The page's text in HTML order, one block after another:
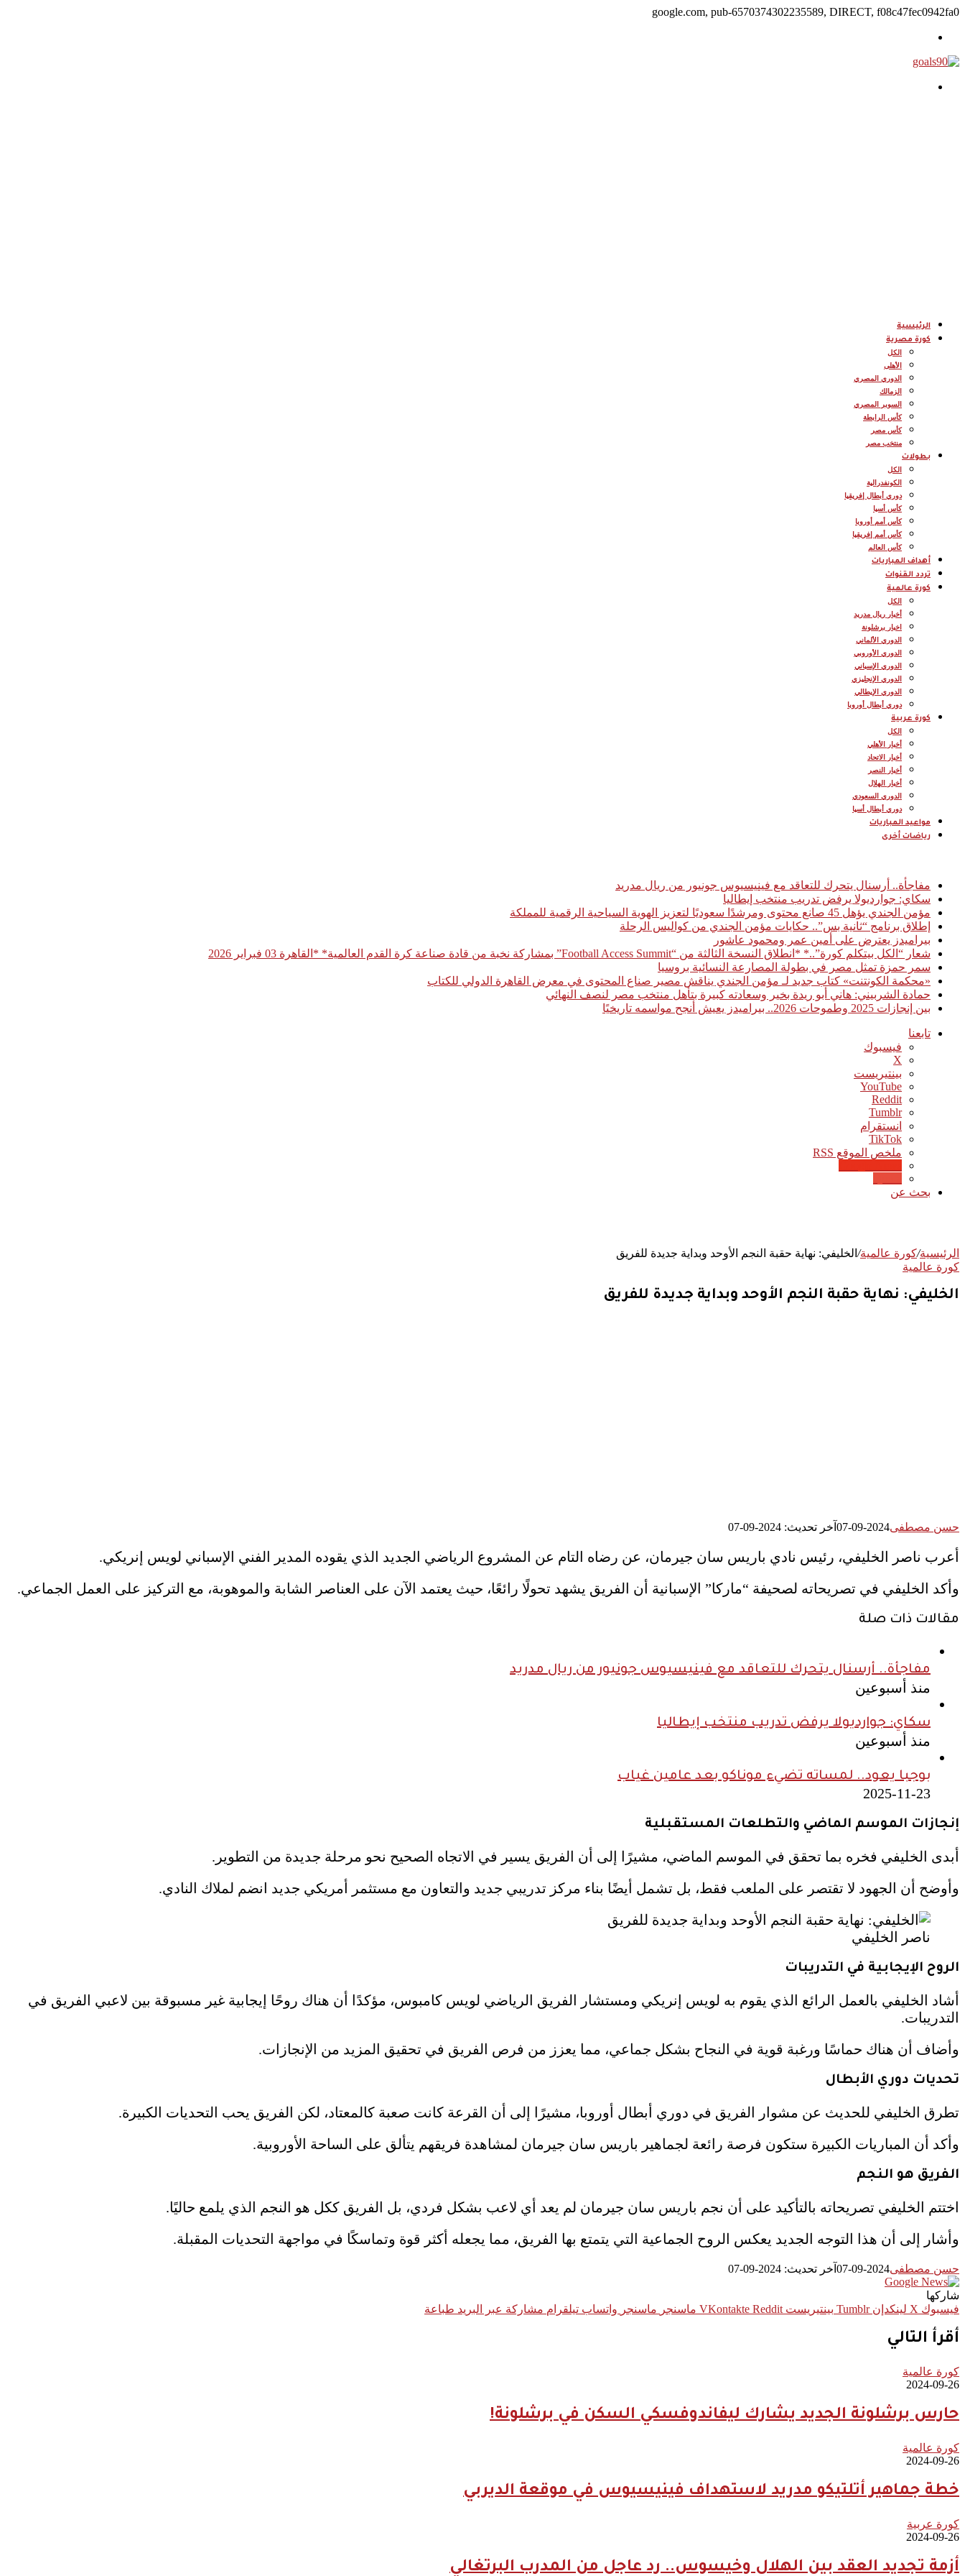
google.com, pub-6570374302235589, DIRECT, f08c47fec0942fa0
الرئيسية
كورة مصرية
الكل
الأهلى
الدوري المصري
الزمالك
السوبر المصري
كأس الرابطة
كأس مصر
منتخب مصر
بطولات
الكل
الكونفدرالية
دوري أبطال إفريقيا
كأس أسيا
كأس أمم أوروبا
كأس أمم إفريقيا
كأس العالم
أهداف المباريات
تردد القنوات
كورة عالمية
الكل
أخبار ريال مدريد
اخبار برشلونة
الدوري الألماني
الدوري الأوروبي
الدوري الإسباني
الدوري الإنجليزي
الدوري الإيطالي
دوري أبطال أوروبا
كورة عربية
الكل
أخبار الأهلي
أخبار الاتحاد
أخبار النصر
أخبار الهلال
الدوري السعودي
دوري أبطال أسيا
مواعيد المباريات
رياضات أخرى
مفاجأة.. أرسنال يتحرك للتعاقد مع فينيسيوس جونيور من ريال مدريد
سكاي: جوارديولا يرفض تدريب منتخب إيطاليا
مؤمن الجندي يؤهل 45 صانع محتوى ومرشدًا سعوديًا لتعزيز الهوية السياحية الرقمية للمملكة
إطلاق برنامج “ثانية بس”.. حكايات مؤمن الجندي من كواليس الرحلة
بيراميدز يعترض على أمين عمر ومحمود عاشور
شعار “الكل بيتكلم كورة”..* *انطلاق النسخة الثالثة من “Football Access Summit” بمشاركة نخبة من قادة صناعة كرة القدم العالمية* *القاهرة 03 فبراير 2026
سمر حمزة تمثل مصر في بطولة المصارعة النسائية بروسيا
«محكمة الكونتنت» كتاب جديد لـ مؤمن الجندي يناقش مصير صناع المحتوى في معرض القاهرة الدولي للكتاب
حمادة الشربيني: هاني أبو ريدة بخير وسعادته كبيرة بتأهل منتخب مصر لنصف النهائي
بين إنجازات 2025 وطموحات 2026.. بيراميدز يعيش أنجح مواسمه تاريخيًا
تابعنا
فيسبوك
‫X
بينتيريست
‫YouTube
انستقرام
‫TikTok
ملخص الموقع RSS
بحث عن
الرئيسية/كورة عالمية/ الخليفي: نهاية حقبة النجم الأوحد وبداية جديدة للفريق
كورة عالمية
الخليفي: نهاية حقبة النجم الأوحد وبداية جديدة للفريق
حسن مصطفى2024-09-07 آخر تحديث: 2024-09-07
أعرب ناصر الخليفي، رئيس نادي باريس سان جيرمان، عن رضاه التام عن المشروع الرياضي الجديد الذي يقوده المدير الفني الإسباني لويس إنريكي.
وأكد الخليفي في تصريحاته لصحيفة “ماركا” الإسبانية أن الفريق يشهد تحولًا رائعًا، حيث يعتمد الآن على العناصر الشابة والموهوبة، مع التركيز على العمل الجماعي.
مقالات ذات صلة
مفاجأة.. أرسنال يتحرك للتعاقد مع فينيسيوس جونيور من ريال مدريد
منذ أسبوعين
سكاي: جوارديولا يرفض تدريب منتخب إيطاليا
منذ أسبوعين
بوجبا يعود.. لمساته تضيء موناكو بعد عامين غياب
2025-11-23
إنجازات الموسم الماضي والتطلعات المستقبلية
أبدى الخليفي فخره بما تحقق في الموسم الماضي، مشيرًا إلى أن الفريق يسير في الاتجاه الصحيح نحو مرحلة جديدة من التطوير.
وأوضح أن الجهود لا تقتصر على الملعب فقط، بل تشمل أيضًا بناء مركز تدريبي جديد والتعاون مع مستثمر أمريكي جديد انضم لملاك النادي.
ناصر الخليفي
الروح الإيجابية في التدريبات
أشاد الخليفي بالعمل الرائع الذي يقوم به لويس إنريكي ومستشار الفريق الرياضي لويس كامبوس، مؤكدًا أن هناك روحًا إيجابية غير مسبوقة بين لاعبي الفريق في
التدريبات.
وأضاف أن هناك حماسًا ورغبة قوية في النجاح بشكل جماعي، مما يعزز من فرص الفريق في تحقيق المزيد من الإنجازات.
تحديات دوري الأبطال
تطرق الخليفي للحديث عن مشوار الفريق في دوري أبطال أوروبا، مشيرًا إلى أن القرعة كانت صعبة كالمعتاد، لكن الفريق يحب التحديات الكبيرة.
وأكد أن المباريات الكبيرة ستكون فرصة رائعة لجماهير باريس سان جيرمان لمشاهدة فريقهم يتألق على الساحة الأوروبية.
الفريق هو النجم
اختتم الخليفي تصريحاته بالتأكيد على أن نجم باريس سان جيرمان لم يعد أي لاعب بشكل فردي، بل الفريق ككل هو النجم الذي يلمع حاليًا.
وأشار إلى أن هذا التوجه الجديد يعكس الروح الجماعية التي يتمتع بها الفريق، مما يجعله أكثر قوة وتماسكًا في مواجهة التحديات المقبلة.
حسن مصطفى2024-09-07 آخر تحديث: 2024-09-07
شاركها
فيسبوك ‫X لينكدإن بينتيريست ماسنجر ماسنجر واتساب تيلقرام مشاركة عبر البريد طباعة
أقرأ التالي
كورة عالمية
2024-09-26
حارس برشلونة الجديد يشارك ليفاندوفسكي السكن في برشلونة!
كورة عالمية
2024-09-26
خطة جماهير أتلتيكو مدريد لاستهداف فينيسيوس في موقعة الديربي
كورة عربية
2024-09-26
أزمة تجديد العقد بين الهلال وخيسوس.. رد عاجل من المدرب البرتغالي